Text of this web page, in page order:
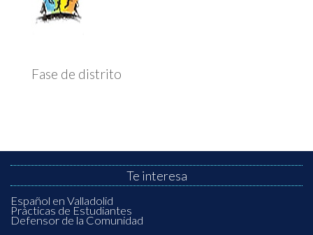
Fase de distrito
Te interesa
Español en Valladolid
Prácticas de Estudiantes
Defensor de la Comunidad